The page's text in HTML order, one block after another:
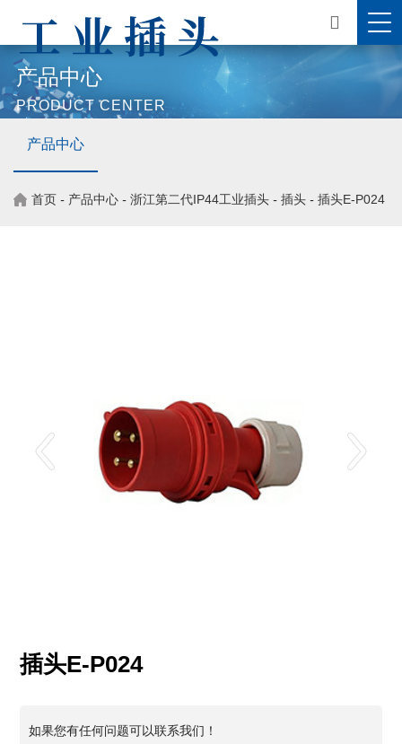
产品中心
PRODUCT CENTER
产品中心
首页 - 产品中心 - 浙江第二代IP44工业插头 - 插头 - 插头E-P024
插头E-P024
如果您有任何问题可以联系我们！